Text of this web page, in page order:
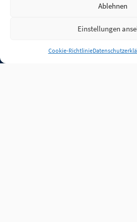
Ablehnen
Einstellungen
Cookie-Richtlinie
Anmelden
Jobs Partner FAQ